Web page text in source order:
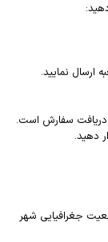
ارسال نمایید.
دهید.
(بسته به موقعیت جغرافیایی شهر